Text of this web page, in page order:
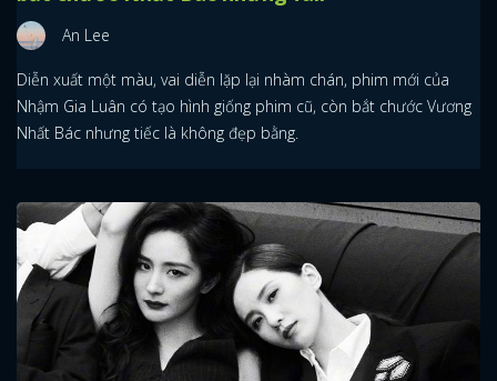
An Lee
Diễn xuất một màu, vai diễn lặp lại nhàm chán, phim mới của
Nhậm Gia Luân có tạo hình giống phim cũ, còn bắt chước Vương
Nhất Bác nhưng tiếc là không đẹp bằng.